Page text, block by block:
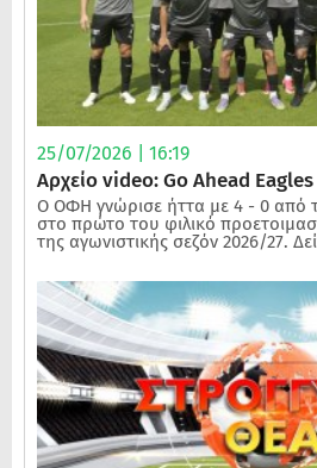
25/07/2026 | 16:19
Αρχείο video: Go Ahead
Ο ΟΦΗ γνώρισε ήττα με 4 - 0 από
στο πρώτο του φιλικό
της αγωνιστικής σεζόν 2026/27.